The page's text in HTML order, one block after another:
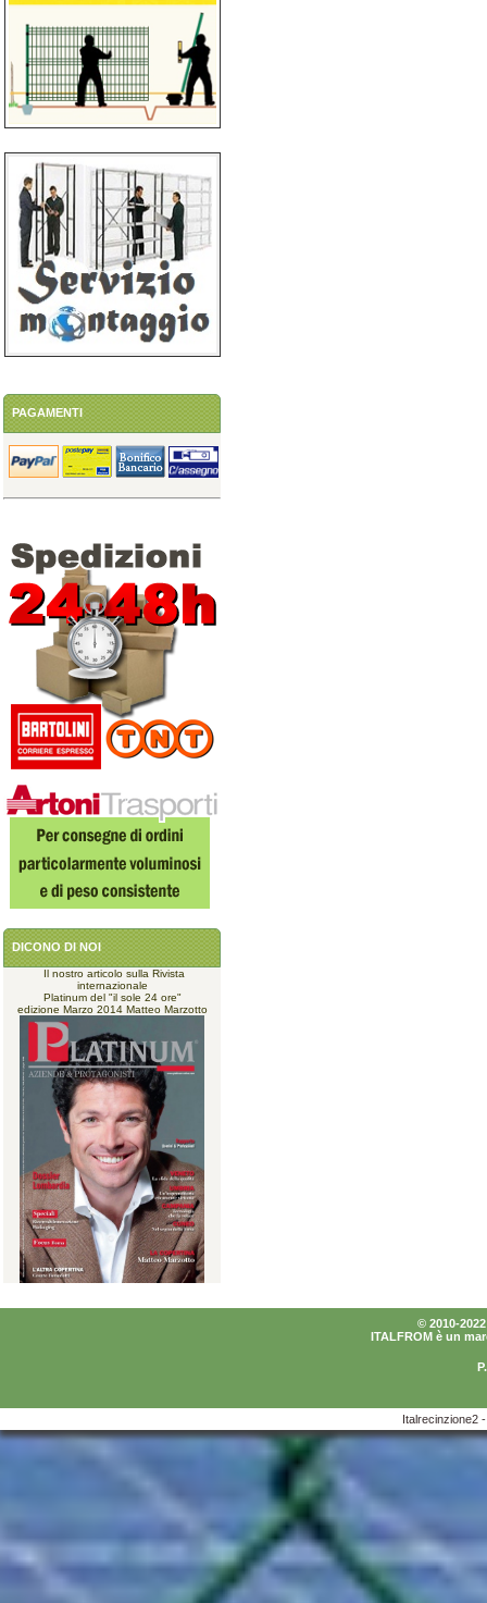
PAGAMENTI
DICONO DI NOI
Il nostro articolo sulla Rivista
internazionale
Platinum del "il sole 24 ore"
edizione Marzo 2014 Matteo Marzotto
© 2010-
ITALFROM è un
Italrecinzione2